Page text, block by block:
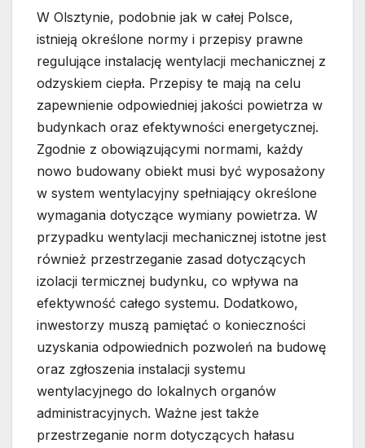
W Olsztynie, podobnie jak w całej Polsce,
istnieją określone normy i przepisy prawne
regulujące instalację wentylacji mechanicznej z
odzyskiem ciepła. Przepisy te mają na celu
zapewnienie odpowiedniej jakości powietrza w
budynkach oraz efektywności energetycznej.
Zgodnie z obowiązującymi normami, każdy
nowo budowany obiekt musi być wyposażony
w system wentylacyjny spełniający określone
wymagania dotyczące wymiany powietrza. W
przypadku wentylacji mechanicznej istotne jest
również przestrzeganie zasad dotyczących
izolacji termicznej budynku, co wpływa na
efektywność całego systemu. Dodatkowo,
inwestorzy muszą pamiętać o konieczności
uzyskania odpowiednich pozwoleń na budowę
oraz zgłoszenia instalacji systemu
wentylacyjnego do lokalnych organów
administracyjnych. Ważne jest także
przestrzeganie norm dotyczących hałasu